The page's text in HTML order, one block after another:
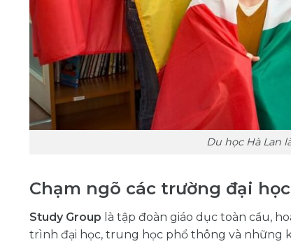
Du học Hà Lan
Chạm ngõ các trường đại
Study Group là tập đoàn giáo dục toàn cầu,
trình đại học, trung học phổ thông và những